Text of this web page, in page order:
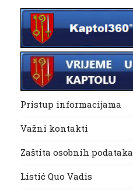
Pristup informacijama
Važni kontakti
Zaštita osobnih podataka
Listić Quo Vadis